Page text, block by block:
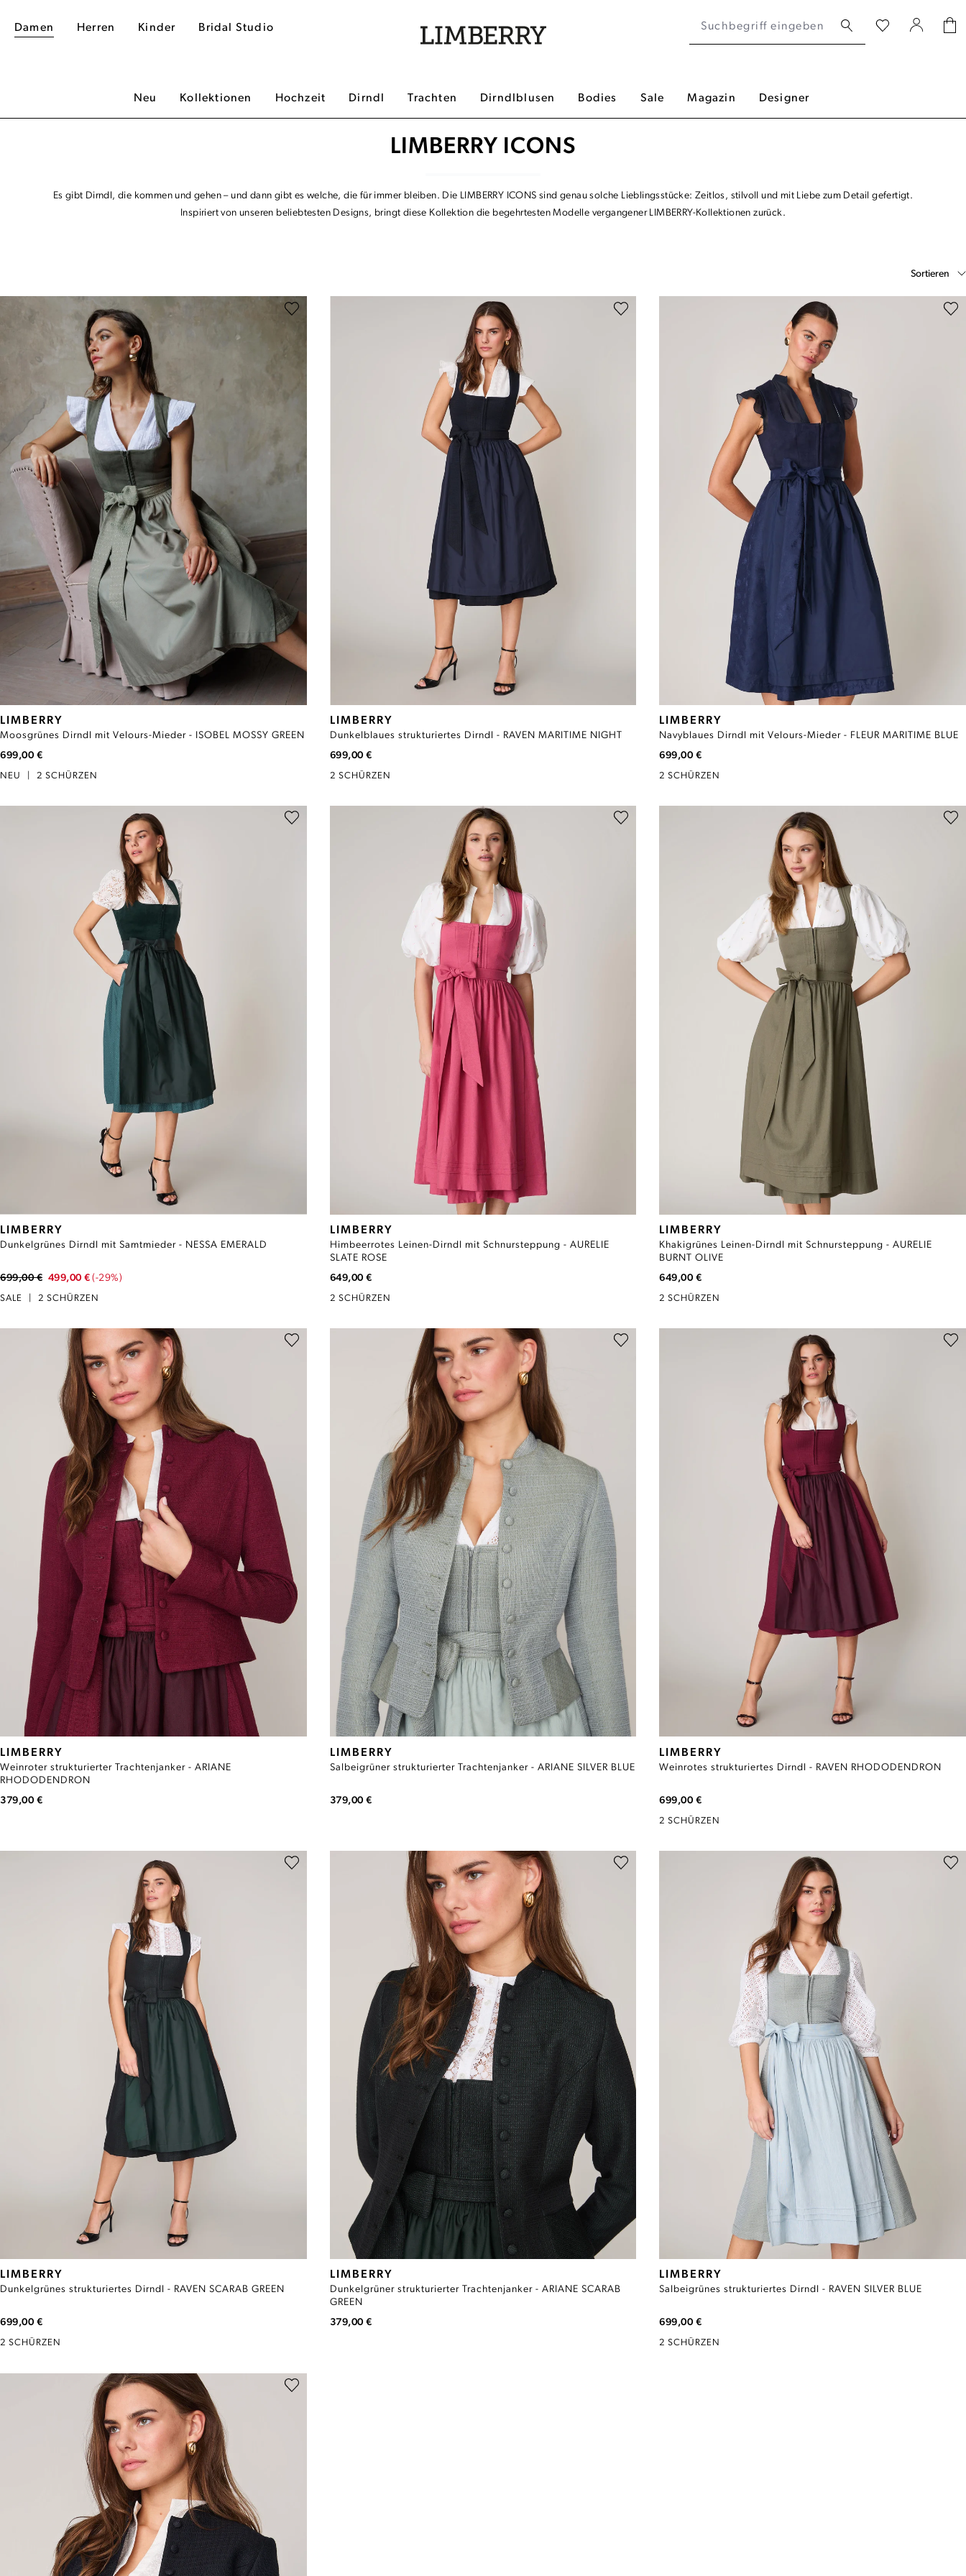
Damen Herren Kinder Bridal Studio
Neu Kollektionen Hochzeit Dirndl Trachten Dirndlblusen Bodies Sale Magazin Designer
LIMBERRY ICONS
Es gibt Dirndl, die kommen und gehen – und dann gibt es welche, die für immer bleiben. Die LIMBERRY ICONS sind genau solche Lieblingsstücke: Zeitlos, stilvoll und mit Liebe zum Detail gefertigt.
Inspiriert von unseren beliebtesten Designs, bringt diese Kollektion die begehrtesten Modelle vergangener LIMBERRY-Kollektionen zurück.
Sortieren
LIMBERRY
Moosgrünes Dirndl mit Velours-Mieder - ISOBEL MOSSY GREEN
699,00 €
NEU 2 SCHÜRZEN
LIMBERRY
Dunkelblaues strukturiertes Dirndl - RAVEN MARITIME NIGHT
699,00 €
2 SCHÜRZEN
LIMBERRY
Navyblaues Dirndl mit Velours-Mieder - FLEUR MARITIME BLUE
699,00 €
2 SCHÜRZEN
LIMBERRY
Dunkelgrünes Dirndl mit Samtmieder - NESSA EMERALD
699,00 € 499,00 € (-29%)
SALE 2 SCHÜRZEN
LIMBERRY
Himbeerrotes Leinen-Dirndl mit Schnursteppung - AURELIE
SLATE ROSE
649,00 €
2 SCHÜRZEN
LIMBERRY
Khakigrünes Leinen-Dirndl mit Schnursteppung - AURELIE
BURNT OLIVE
649,00 €
2 SCHÜRZEN
LIMBERRY
Weinroter strukturierter Trachtenjanker - ARIANE
RHODODENDRON
379,00 €
LIMBERRY
Salbeigrüner strukturierter Trachtenjanker - ARIANE SILVER BLUE
379,00 €
LIMBERRY
Weinrotes strukturiertes Dirndl - RAVEN RHODODENDRON
699,00 €
2 SCHÜRZEN
LIMBERRY
Dunkelgrünes strukturiertes Dirndl - RAVEN SCARAB GREEN
699,00 €
2 SCHÜRZEN
LIMBERRY
Dunkelgrüner strukturierter Trachtenjanker - ARIANE SCARAB
GREEN
379,00 €
LIMBERRY
Salbeigrünes strukturiertes Dirndl - RAVEN SILVER BLUE
699,00 €
2 SCHÜRZEN